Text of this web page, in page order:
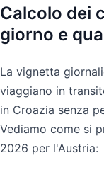
Calcolo dei
giorno e
La vignetta
viaggiano in
in Croazia senza
Vediamo come si
2026 per l'Austria: